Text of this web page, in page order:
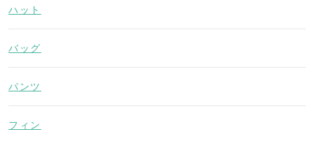
ハット
バッグ
パンツ
フィン